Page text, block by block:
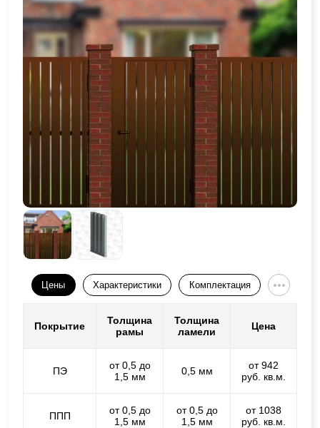
Цены Характеристики Комплектация
Покрытие
Толщина
рамы
Толщина
ламели
Цена
ПЭ
от 0,5 до
1,5 мм
0,5 мм
от 942
руб. кв.м.
ППП
от 0,5 до
1,5 мм
от 0,5 до
1,5 мм
от 1038
руб. кв.м.